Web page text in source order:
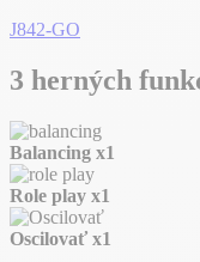
J842-GO
3 herných
Balancing x1
Role play x1
Oscilovať x1